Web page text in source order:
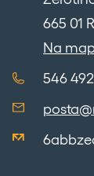
665 01
Na
546 492